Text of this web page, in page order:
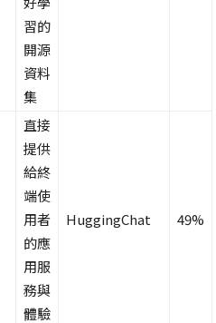
習的
開源
資料
集
直接
提供
給終
端使
用者
的應
用服
務與
體驗
HuggingChat 49%